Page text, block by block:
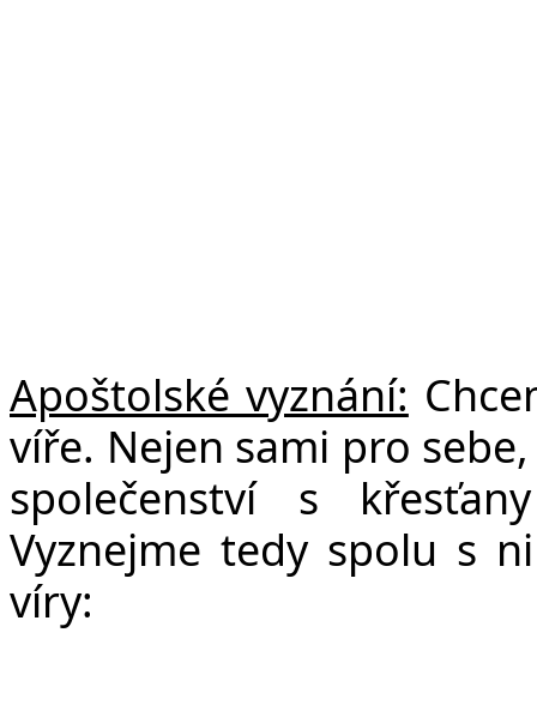
Apoštolské vyznání:
víře. Nejen sami pro
společenství s
Vyznejme tedy spolu s
víry: